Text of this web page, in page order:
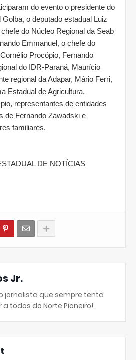
do evento o presidente do
o deputado estadual Luiz
do Núcleo Regional da Seab
Emmanuel, o chefe do
Procópio, Fernando
do IDR-Paraná, Maurício
regional da Adapar, Mário Ferri,
Estadual de Agricultura,
representantes de entidades
de Fernando Zawadski e
familiares.
DE NOTÍCIAS
Jr.
jornalista que sempre tenta
todos do Norte Pioneiro!